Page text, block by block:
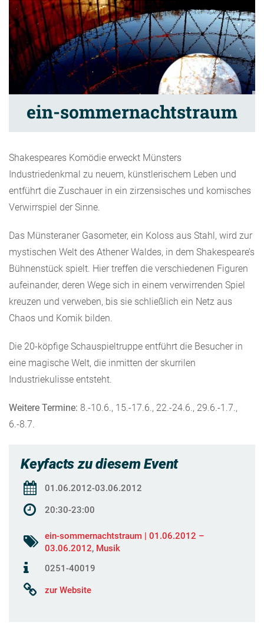
ein-sommernachtstraum
Shakespeares Komödie erweckt Münsters
Industriedenkmal zu neuem, künstlerischem Leben und
entführt die Zuschauer in ein zirzensisches und komisches
Verwirrspiel der Sinne.
Das Münsteraner Gasometer, ein Koloss aus Stahl, wird zur
mystischen Welt des Athener Waldes, in dem Shakespeare’s
Bühnenstück spielt. Hier treffen die verschiedenen Figuren
aufeinander, deren Wege sich in einem verwirrenden Spiel
kreuzen und verweben, bis sie schließlich ein Netz aus
Chaos und Komik bilden.
Die 20-köpfige Schauspieltruppe entführt die Besucher in
eine magische Welt, die inmitten der skurrilen
Industriekulisse entsteht.
Weitere Termine: 8.-10.6., 15.-17.6., 22.-24.6., 29.6.-1.7.,
6.-8.7.
Keyfacts zu diesem Event
01.06.2012-03.06.2012
20:30-23:00
ein-sommernachtstraum | 01.06.2012 –
03.06.2012, Musik
0251-40019
zur Website